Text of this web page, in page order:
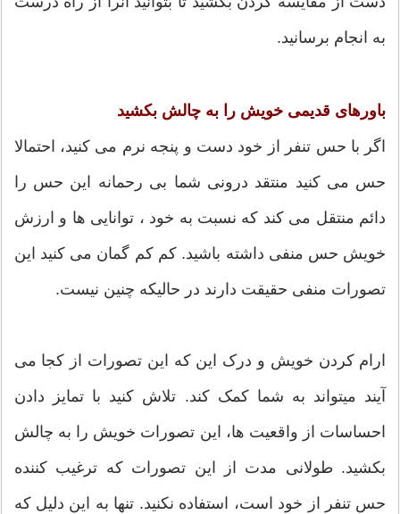
به انجام برسانید.
باورهای قدیمی خویش را به چالش بکشید
اگر با حس تنفر از خود دست و پنجه نرم می کنید، احتمالا
حس می کنید منتقد درونی شما بی رحمانه این حس را
دائم منتقل می کند که نسبت به خود ، توانایی ها و ارزش
خویش حس منفی داشته باشید. کم کم گمان می کنید این
تصورات منفی حقیقت دارند در حالیکه چنين نیست.
ارام کردن خویش و درک این که این تصورات از کجا می
آیند میتواند به شما کمک کند. تلاش کنید با تمایز دادن
احساسات از واقعیت ها، این تصورات خویش را به چالش
بکشید. طولانی مدت از این تصورات که ترغیب کننده
حس تنفر از خود است، استفاده نکنید. تنها به این دلیل که